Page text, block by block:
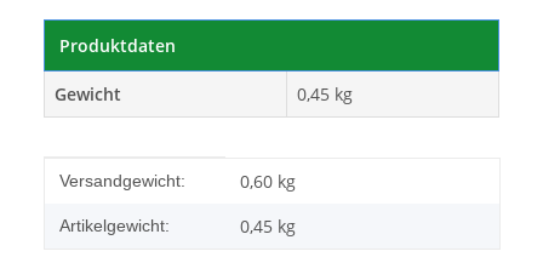
Produktdaten
Gewicht 0,45 kg
Produkteigenschaft
Wert
Versandgewicht: 0,60 kg
Artikelgewicht: 0,45 kg